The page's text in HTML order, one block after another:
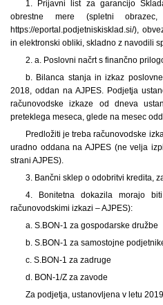
1. Prijavni list za garancijo
obrestne mere (spletni
https://eportal.podjetniskisklad.si/),
in elektronski obliki, skladno z navodili
2. a. Poslovni načrt s finančno
b. Bilanca stanja in izkaz
2018, oddan na AJPES. Podjetja
računovodske izkaze od dneva
preteklega meseca, glede na mesec
Predložiti je treba računovodske
uradno oddana na AJPES (ne velja
strani AJPES).
3. Bančni sklep o odobritvi kredita,
4. Bonitetna dokazila morajo
računovodskimi izkazi – AJPES):
a. S.BON-1 za gospodarske družbe
b. S.BON-1 za samostojne
c. S.BON-1 za zadruge
d. BON-1/Z za zavode
Za podjetja, ustanovljena v letu